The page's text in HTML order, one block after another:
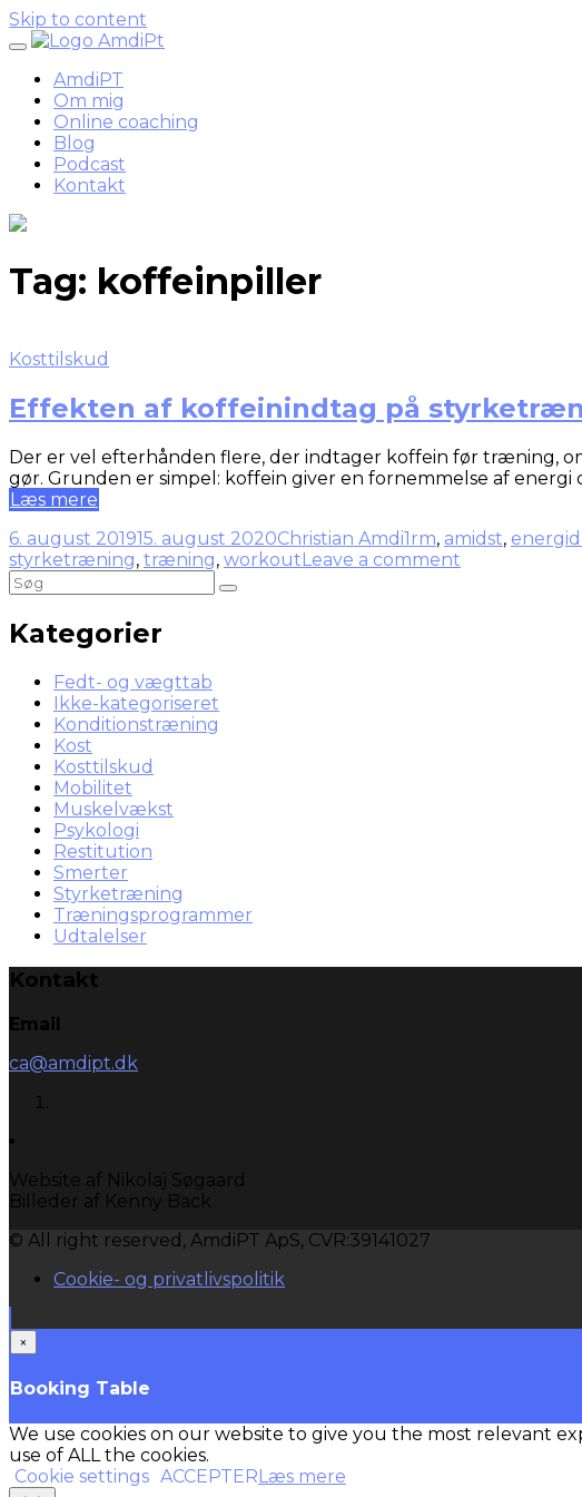
Skip to content
AmdiPT
Om mig
Online coaching
Blog
Podcast
Kontakt
Tag: koffeinpiller
Kosttilskud
Effekten af koffeinindtag på
Der er vel efterhånden flere, der indtager koffein før træning,
gør. Grunden er simpel: koffein giver en fornemmelse af
Læs mere
6. august 201915. august 2020Christian Amdi1rm, amidst,
styrketræning, træning, workoutLeave a comment
Kategorier
Fedt- og vægttab
Ikke-kategoriseret
Konditionstræning
Kost
Kosttilskud
Mobilitet
Muskelvækst
Psykologi
Restitution
Smerter
Styrketræning
Træningsprogrammer
Udtalelser
Kontakt
Email
ca@amdipt.dk
Website af Nikolaj Søgaard
Billeder af Kenny Back
© All right reserved, AmdiPT ApS, CVR:39141027
Cookie- og privatlivspolitik
×
Booking Table
We use cookies on our website to give you the most relevant
use of ALL the cookies.
Cookie settings ACCEPTER Læs mere